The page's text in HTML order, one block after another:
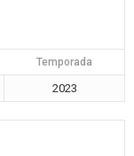
Temporada
2023